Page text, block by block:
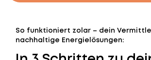
So funktioniert zolar – dein
nachhaltige Energielösungen: